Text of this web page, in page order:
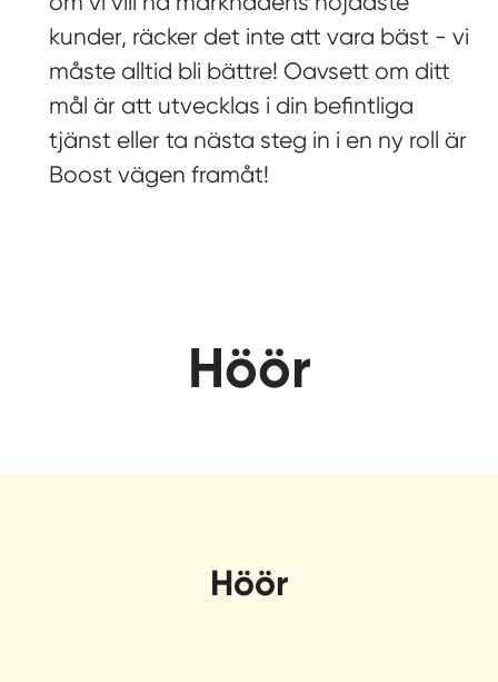
kunder, räcker det inte att vara bäst - vi
måste alltid bli bättre! Oavsett om ditt
mål är att utvecklas i din befintliga
tjänst eller ta nästa steg in i en ny roll är
Boost vägen framåt!
Höör
Höör